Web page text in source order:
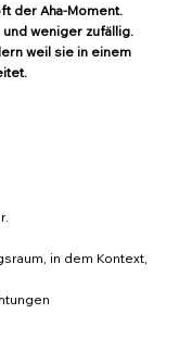
der Aha-Moment.
weniger zufällig.
weil sie in einem
in dem Kontext,